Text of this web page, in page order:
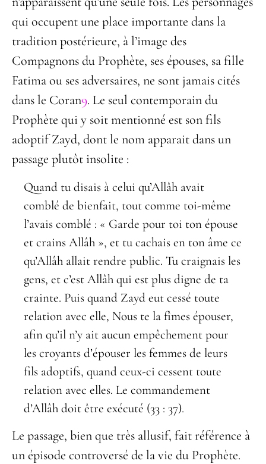
qui occupent une place importante dans la
tradition postérieure, à l’image des
Compagnons du Prophète, ses épouses, sa fille
Fatima ou ses adversaires, ne sont jamais cités
dans le Coran9. Le seul contemporain du
Prophète qui y soit mentionné est son fils
adoptif Zayd, dont le nom apparait dans un
passage plutôt insolite :
Quand tu disais à celui qu’Allâh avait
comblé de bienfait, tout comme toi-même
l’avais comblé : « Garde pour toi ton épouse
et crains Allâh », et tu cachais en ton âme ce
qu’Allâh allait rendre public. Tu craignais les
gens, et c’est Allâh qui est plus digne de ta
crainte. Puis quand Zayd eut cessé toute
relation avec elle, Nous te la fîmes épouser,
afin qu’il n’y ait aucun empêchement pour
les croyants d’épouser les femmes de leurs
fils adoptifs, quand ceux-ci cessent toute
relation avec elles. Le commandement
d’Allâh doit être exécuté (33 : 37).
Le passage, bien que très allusif, fait référence à
un épisode controversé de la vie du Prophète.